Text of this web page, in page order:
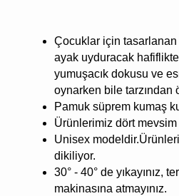
Çocuklar için
ayak uyduracak
yumuşacık dokusu ve
oynarken bile tarzından
Pamuk süprem kumaş
Ürünlerimiz dört
Unisex
dikiliyor.
30° - 40° de yıkayınız,
makinasına atmayınız.